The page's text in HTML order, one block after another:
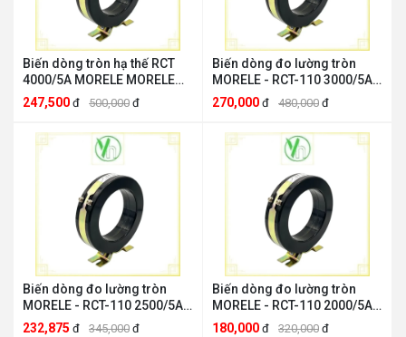
Biến dòng tròn hạ thế RCT
4000/5A MORELE MORELE
RCT 4000/5A
247,500 đ 500,000 đ
Biến dòng đo lường tròn
MORELE - RCT-110 3000/5A
MORELE RCT 3000/5A
270,000 đ 480,000 đ
Biến dòng đo lường tròn
MORELE - RCT-110 2500/5A
MORELE RCT 2500/5A
232,875 đ 345,000 đ
Biến dòng đo lường tròn
MORELE - RCT-110 2000/5A
MORELE RCT 2000/5
180,000 đ 320,000 đ